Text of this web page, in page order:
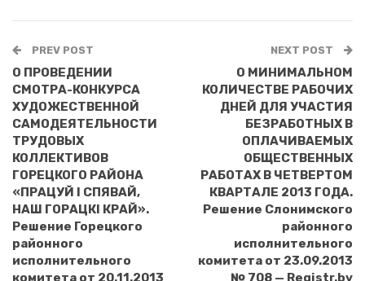
PREV POST
О ПРОВЕДЕНИИ
СМОТРА-КОНКУРСА
ХУДОЖЕСТВЕННОЙ
САМОДЕЯТЕЛЬНОСТИ
ТРУДОВЫХ
КОЛЛЕКТИВОВ
ГОРЕЦКОГО РАЙОНА
«ПРАЦУЙ I СПЯВАЙ,
НАШ ГОРАЦКI КРАЙ».
Решение Горецкого
районного
исполнительного
комитета от 20.11.2013
NEXT POST
О МИНИМАЛЬНОМ
КОЛИЧЕСТВЕ РАБОЧИХ
ДНЕЙ ДЛЯ УЧАСТИЯ
БЕЗРАБОТНЫХ В
ОПЛАЧИВАЕМЫХ
ОБЩЕСТВЕННЫХ
РАБОТАХ В ЧЕТВЕРТОМ
КВАРТАЛЕ 2013 ГОДА.
Решение Слонимского
районного
исполнительного
комитета от 23.09.2013
№ 708 — Registr.by